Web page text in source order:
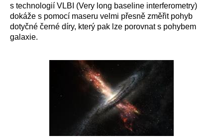
s technologií VLBI (Very long baseline interferometry)
dokáže s pomocí maseru velmi přesně změřit pohyb
dotyčné černé díry, který pak lze porovnat s pohybem
galaxie.